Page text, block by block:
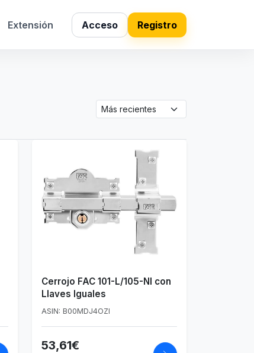
Extensión Acceso Registro
Cerrojo FAC 101-L/105-NI con
Llaves Iguales
ASIN: B00MDJ4OZI
53,61€